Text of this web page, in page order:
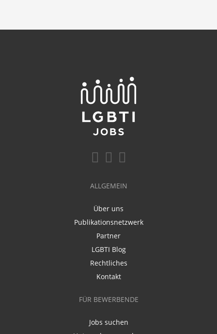
ALLGEMEIN
Über uns
Publikationsnetzwerk
Partner
LGBTI Blog
Rechtliches
Kontakt
FÜR BEWERBENDE
Jobs suchen